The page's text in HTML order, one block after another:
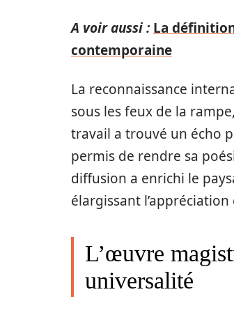
A voir aussi : La
contemporaine
La reconnaissance
sous les feux de la
travail a trouvé un écho
permis de rendre sa
diffusion a enrichi le
élargissant l’appréciation
L’œuvre
universalité